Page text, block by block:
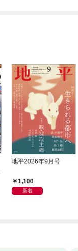
地平2026年9月号
1,100
新着